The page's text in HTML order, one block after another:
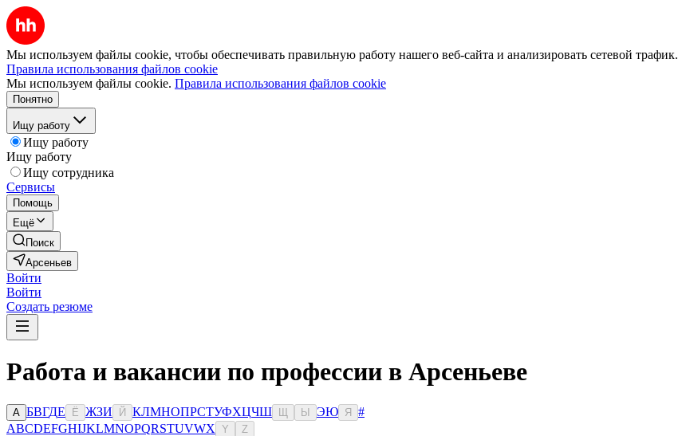
Мы используем файлы cookie, чтобы обеспечивать правильную работу нашего веб-сайта и анализировать сетевой трафик.
Правила использования файлов cookie
Мы используем файлы cookie. Правила использования файлов cookie
Понятно
Ищу работу
Ищу работу
Ищу работу
Ищу сотрудника
Сервисы
Помощь
Ещё
Поиск
Арсеньев
Войти
Войти
Создать резюме
Работа и вакансии по профессии в Арсеньеве
А БВГДЕ Ё ЖЗИ Й КЛМНОПРСТУФХЦЧШ Ы ЭЮ Я
#
ABCDEFGHIJKLMNOPQRSTUVWX Y Z